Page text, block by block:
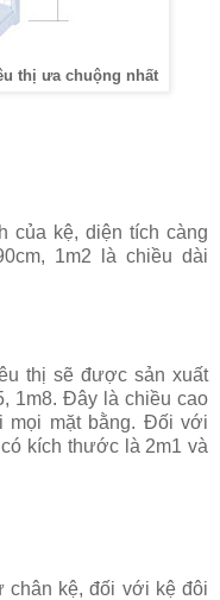
thị ưa chuộng nhất
của kệ, diện tích càng
1m2 là chiều dài
thị sẽ được sản xuất
1m8. Đây là chiều cao
mọi mặt bằng. Đối với
kích thước là 2m1 và
chân kệ, đối với kệ đôi